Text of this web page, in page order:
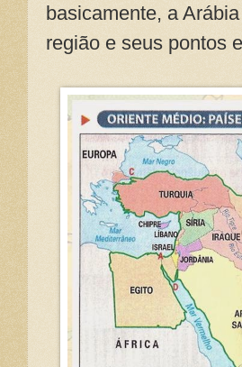
basicamente, a
região e seus pontos